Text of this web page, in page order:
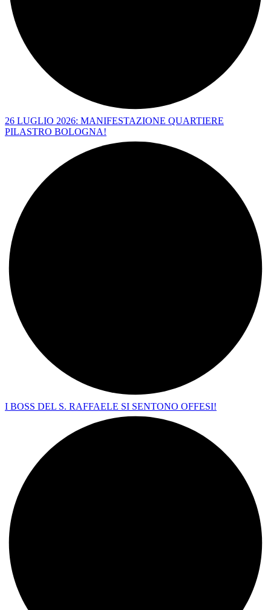
26 LUGLIO 2026: MANIFESTAZIONE QUARTIERE
PILASTRO BOLOGNA!
I BOSS DEL S. RAFFAELE SI SENTONO OFFESI!